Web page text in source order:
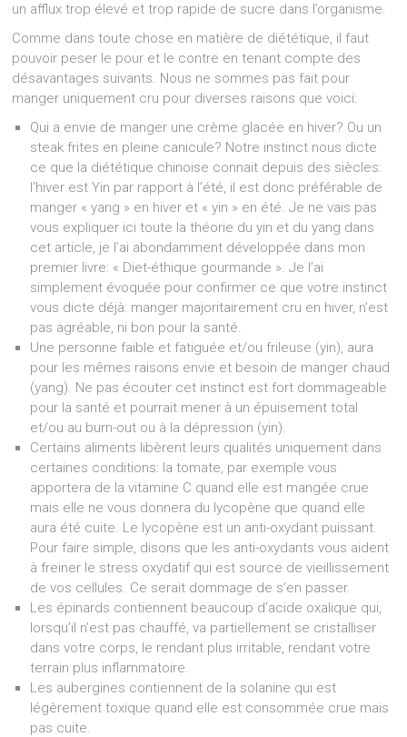
un afflux trop élevé et trop rapide de sucre dans l’organisme.
Comme dans toute chose en matière de diététique, il faut
pouvoir peser le pour et le contre en tenant compte des
désavantages suivants. Nous ne sommes pas fait pour
manger uniquement cru pour diverses raisons que voici:
Qui a envie de manger une crème glacée en hiver? Ou un
steak frites en pleine canicule? Notre instinct nous dicte
ce que la diététique chinoise connait depuis des siècles:
l’hiver est Yin par rapport à l’été, il est donc préférable de
manger « yang » en hiver et « yin » en été. Je ne vais pas
vous expliquer ici toute la théorie du yin et du yang dans
cet article, je l’ai abondamment développée dans mon
premier livre: « Diet-éthique gourmande ». Je l’ai
simplement évoquée pour confirmer ce que votre instinct
vous dicte déjà: manger majoritairement cru en hiver, n’est
pas agréable, ni bon pour la santé.
Une personne faible et fatiguée et/ou frileuse (yin), aura
pour les mêmes raisons envie et besoin de manger chaud
(yang). Ne pas écouter cet instinct est fort dommageable
pour la santé et pourrait mener à un épuisement total
et/ou au burn-out ou à la dépression (yin).
Certains aliments libèrent leurs qualités uniquement dans
certaines conditions: la tomate, par exemple vous
apportera de la vitamine C quand elle est mangée crue
mais elle ne vous donnera du lycopène que quand elle
aura été cuite. Le lycopène est un anti-oxydant puissant.
Pour faire simple, disons que les anti-oxydants vous aident
à freiner le stress oxydatif qui est source de vieillissement
de vos cellules. Ce serait dommage de s’en passer.
Les épinards contiennent beaucoup d’acide oxalique qui,
lorsqu’il n’est pas chauffé, va partiellement se cristalliser
dans votre corps, le rendant plus irritable, rendant votre
terrain plus inflammatoire.
Les aubergines contiennent de la solanine qui est
légèrement toxique quand elle est consommée crue mais
pas cuite.